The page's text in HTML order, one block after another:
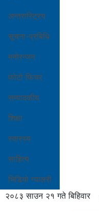
अन्तरास्ट्रिय
सूचना-प्रबिधि
मनोरन्जन
फोटो फिचर
सम्पादकीय
शिक्षा
स्वास्थ्य
साहित्य
भिडियो ग्यालरी
२०८३ साउन २१ गते बिहिवार